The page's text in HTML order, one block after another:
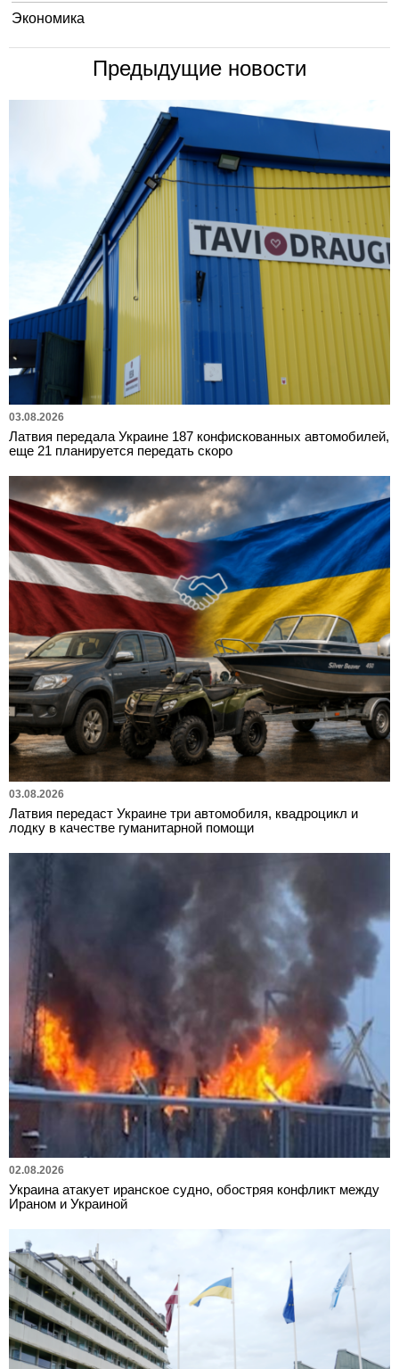
Экономика
Предыдущие новости
03.08.2026
Латвия передала Украине 187 конфискованных автомобилей,
еще 21 планируется передать скоро
03.08.2026
Латвия передаст Украине три автомобиля, квадроцикл и
лодку в качестве гуманитарной помощи
02.08.2026
Украина атакует иранское судно, обостряя конфликт между
Ираном и Украиной